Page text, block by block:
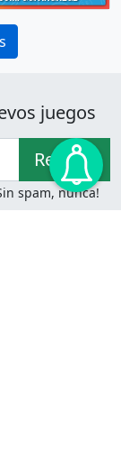
juegos
Recibir!
spam, nunca!